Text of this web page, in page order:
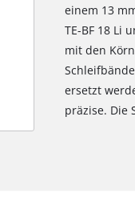
einem 13
TE-BF 18 Li
mit den
ersetzt
präzise. Die